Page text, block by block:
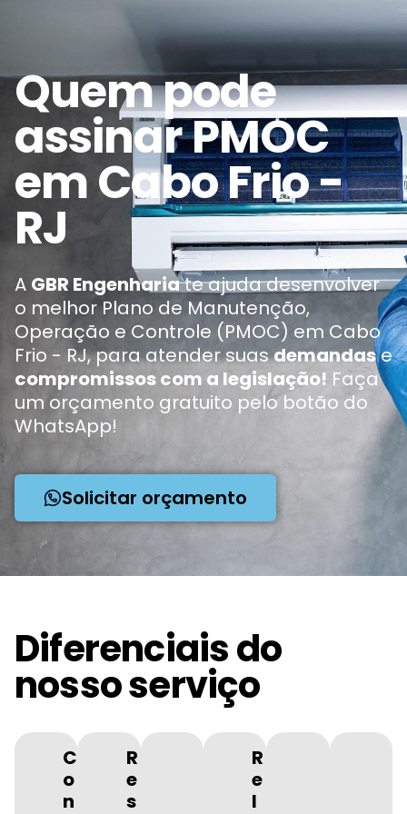
Quem pode
assinar PMOC
em Cabo Frio -
RJ
A GBR Engenhariate ajuda desenvolver
o melhor Plano de Manutenção,
Operação e Controle (PMOC) em Cabo
Frio - RJ, para atender suasdemandase
compromissos com a legislação! Faça
um orçamento gratuito pelo botão do
WhatsApp!
Solicitar orçamento
Diferenciais do
nosso serviço
C
o
n
R
e
s
R
e
l